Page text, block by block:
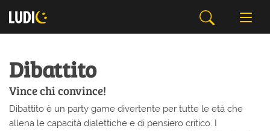
Dibattito
Vince chi convince!
Dibattito è un party game divertente per tutte le età che
allena le capacità dialettiche e di pensiero critico. I